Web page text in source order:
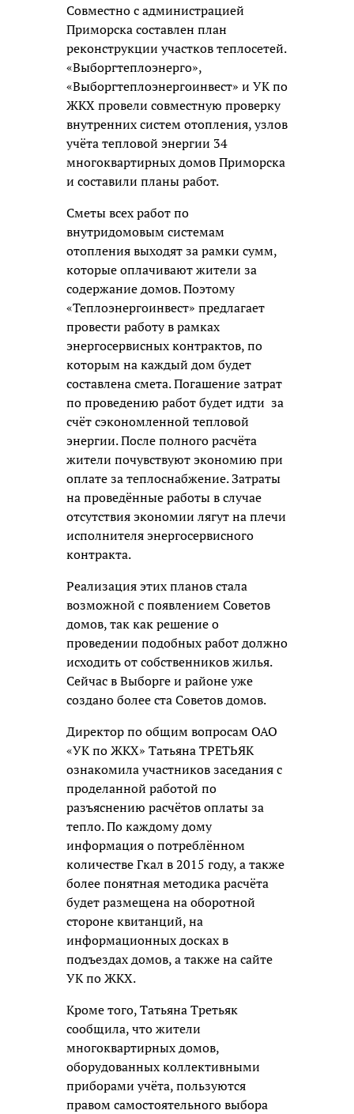
Совместно с администрацией
Приморска составлен план
реконструкции участков теплосетей.
«Выборгтеплоэнерго»,
«Выборгтеплоэнергоинвест» и УК по
ЖКХ провели совместную проверку
внутренних систем отопления, узлов
учёта тепловой энергии 34
многоквартирных домов Приморска
и составили планы работ.
Сметы всех работ по
внутридомовым системам
отопления выходят за рамки сумм,
которые оплачивают жители за
содержание домов. Поэтому
«Теплоэнергоинвест» предлагает
провести работу в рамках
энергосервисных контрактов, по
которым на каждый дом будет
составлена смета. Погашение затрат
по проведению работ будет идти за
счёт сэкономленной тепловой
энергии. После полного расчёта
жители почувствуют экономию при
оплате за теплоснабжение. Затраты
на проведённые работы в случае
отсутствия экономии лягут на плечи
исполнителя энергосервисного
контракта.
Реализация этих планов стала
возможной с появлением Советов
домов, так как решение о
проведении подобных работ должно
исходить от собственников жилья.
Сейчас в Выборге и районе уже
создано более ста Советов домов.
Директор по общим вопросам ОАО
«УК по ЖКХ» Татьяна ТРЕТЬЯК
ознакомила участников заседания с
проделанной работой по
разъяснению расчётов оплаты за
тепло. По каждому дому
информация о потреблённом
количестве Гкал в 2015 году, а также
более понятная методика расчёта
будет размещена на оборотной
стороне квитанций, на
информационных досках в
подъездах домов, а также на сайте
УК по ЖКХ.
Кроме того, Татьяна Третьяк
сообщила, что жители
многоквартирных домов,
оборудованных коллективными
приборами учёта, пользуются
правом самостоятельного выбора